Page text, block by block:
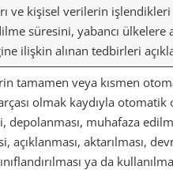
ve kişisel verilerin
süresini, yabancı ülkelere
ilişkin alınan tedbirleri
tamamen veya kısmen
olmak kaydıyla
depolanması, muhafaza
açıklanması, aktarılması,
ya da